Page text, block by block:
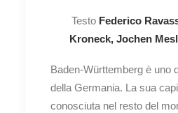
Testo Federico
Kroneck, Jochen
Baden-Württemberg è uno
della Germania. La sua
conosciuta nel resto del